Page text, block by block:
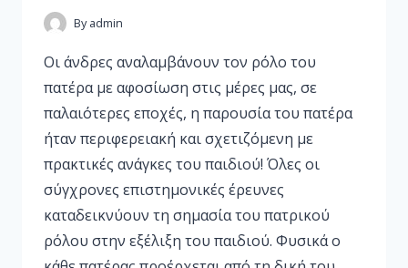
By admin
Οι άνδρες αναλαμβάνουν τον ρόλο του
πατέρα με αφοσίωση στις μέρες μας, σε
παλαιότερες εποχές, η παρουσία του πατέρα
ήταν περιφερειακή και σχετιζόμενη με
πρακτικές ανάγκες του παιδιού! Όλες οι
σύγχρονες επιστημονικές έρευνες
καταδεικνύουν τη σημασία του πατρικού
ρόλου στην εξέλιξη του παιδιού. Φυσικά ο